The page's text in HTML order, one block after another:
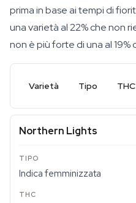
prima in base ai tempi di
una varietà al 22% che non
non è più forte di una al
Varietà Tipo THC
Northern Lights
Indica femminizzata